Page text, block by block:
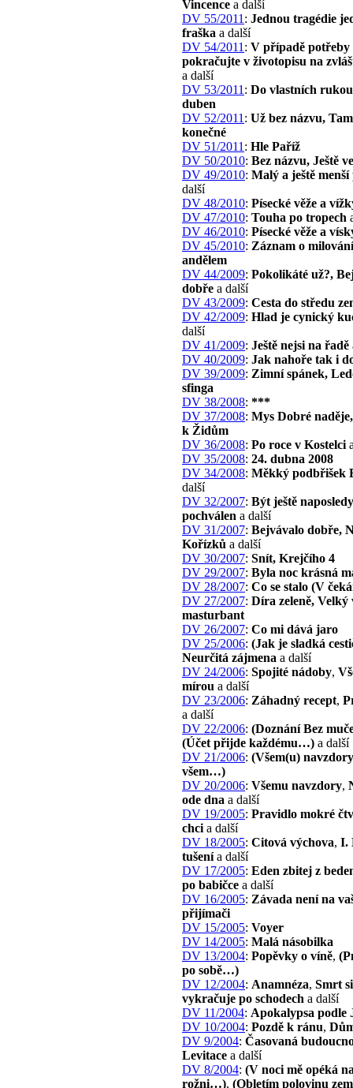
Vincence a další
DV 55/2011 : Jednou tragédie
fraška a další
DV 54/2011 : V případě potřeby
pokračujte v životopisu na
a další
DV 53/2011 : Do vlastních
duben
DV 52/2011 : Už bez názvu,
konečné
DV 51/2011 : Hle Paříž
DV 50/2010: Bez názvu, Ještě
DV 49/2010: Malý a ještě
další
DV 48/2010: Písecké věže a
DV 47/2010: Touha po tropech
DV 46/2010: Písecké věže a
DV 45/2010: Záznam o
andělem
DV 44/2009: Pokolikáté už?,
dobře a další
DV 43/2009: Cesta do středu
DV 42/2009: Hlad je cynický
další
DV 41/2009: Ještě nejsi na řadě
DV 40/2009: Jak nahoře tak i
DV 39/2009: Zimní spánek,
sfinga
DV 38/2008: ***
DV 37/2008: Mys Dobré
k Židům
DV 36/2008: Po roce v Kostelci
DV 35/2008: 24. dubna 2008
DV 34/2008: Měkký podbřišek
další
DV 32/2007: Být ještě
pochválen a další
DV 31/2007: Bejvávalo dobře,
Kořízků a další
DV 30/2007: Snít, Krejčího 4
DV 29/2007: Byla noc krásná
DV 28/2007: Co se stalo (V
DV 27/2007: Díra zeleně, Velký
masturbant
DV 26/2007: Co mi dává jaro
DV 25/2006: (Jak je sladká
Neurčitá zájmena a další
DV 24/2006: Spojité nádoby,
mírou a další
DV 23/2006: Záhadný recept,
a další
DV 22/2006: (Doznání Bez
(Účet přijde každému…) a další
DV 21/2006: (Všem(u)
všem…)
DV 20/2006: Všemu navzdory,
ode dna a další
DV 19/2005: Pravidlo mokré
chci a další
DV 18/2005: Citová výchova, I.
tušenía další
DV 17/2005: Eden zbitej z
po babičce a další
DV 16/2005: Závada není na
přijímači
DV 15/2005: Voyer
DV 14/2005: Malá násobilka
DV 13/2004: Popěvky o víně,
po sobě…)
DV 12/2004: Anamnéza, Smrt
vykračuje po schodech a další
DV 11/2004: Apokalypsa podle
DV 10/2004: Pozdě k ránu,
DV 9/2004: Časovaná
Levitace a další
DV 8/2004: (V noci mě opéká
rožni…), (Obletím polovinu